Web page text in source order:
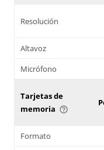
Resolución
Altavoz
Micrófono
Tarjetas de
memoria help_outline
Formato